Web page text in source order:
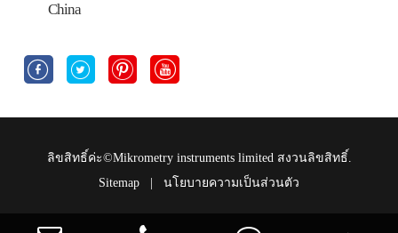
China
   
ลิขสิทธิ์ค่ะ©Mikrometry instruments limitedสงวนลิขสิทธิ์.
Sitemap
นโยบายความเป็นส่วนตัว